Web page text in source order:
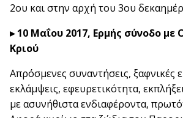
2ου και στην αρχή του 3ου
▸ 10 Μαΐου 2017, Ερμής σύνοδο με
Κριού
Απρόσμενες συναντήσεις, ξαφνικές
εκλάμψεις, εφευρετικότητα,
με ασυνήθιστα ενδιαφέροντα,